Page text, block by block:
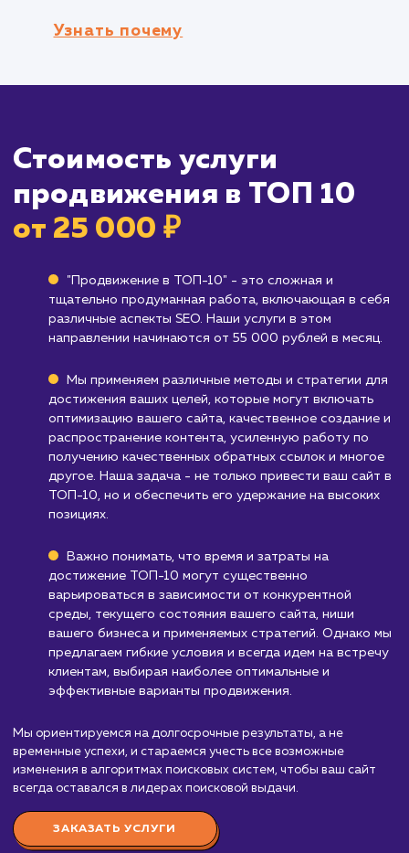
контент-маркетингу
Кому не подходит данный
Новым сайтам без оптимизированного
поисковых систем, продвижение в ТОП-10
может потребовать больше времени и
ресурсов, чем ожидалось.
Брендам, которые не полагаются на
трафик: Если ваш бизнес не зависит от веб-
трафика или он ориентирован на офлайн-
продажи, то этот сервис может быть не так
полезен.
Узнать почему
Стоимость услуги
продвижения в ТОП 10
от 25 000 ₽
"Продвижение в ТОП-10" - это сложная и
тщательно продуманная работа, включающая в
различные аспекты SEO. Наши услуги в этом